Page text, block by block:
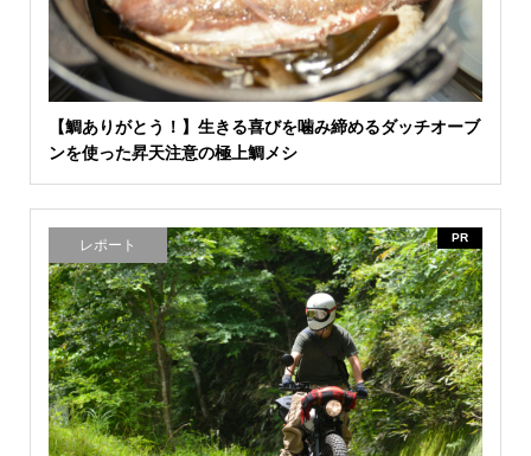
【鯛ありがとう！】生きる喜びを噛み締めるダッチオーブ
ンを使った昇天注意の極上鯛メシ
レポート PR